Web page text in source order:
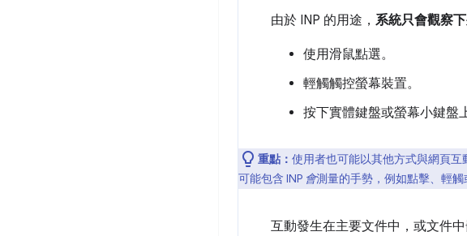
由於 INP 的用途， 系統只會觀察
使用滑鼠點選。
輕觸觸控螢幕裝置。
按下實體鍵盤或螢幕小鍵盤
重點： 使用者也可能以其他方式與網頁
可能包含 INP 會測量的手勢，例如點擊、輕觸
互動發生在主要文件中，或文件